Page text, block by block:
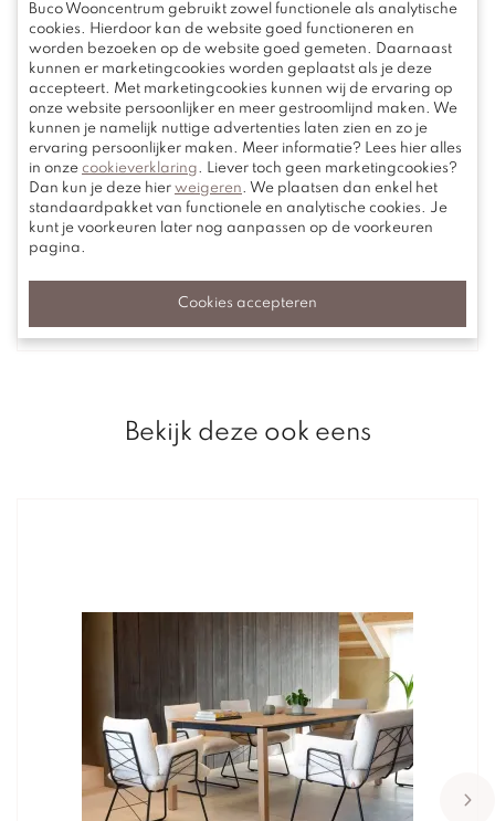
Bucq
v.a. € 389,00
Bekijk deze ook eens
Buco Wooncentrum gebruikt zowel functionele als analytische
cookies. Hierdoor kan de website goed functioneren en
worden bezoeken op de website goed gemeten. Daarnaast
kunnen er marketingcookies worden geplaatst als je deze
accepteert. Met marketingcookies kunnen wij de ervaring op
onze website persoonlijker en meer gestroomlijnd maken. We
kunnen je namelijk nuttige advertenties laten zien en zo je
ervaring persoonlijker maken. Meer informatie? Lees hier alles
in onze cookieverklaring . Liever toch geen marketingcookies?
Dan kun je deze hier weigeren . We plaatsen dan enkel het
standaardpakket van functionele en analytische cookies. Je
kunt je voorkeuren later nog aanpassen op de voorkeuren
pagina.
Cookies accepteren